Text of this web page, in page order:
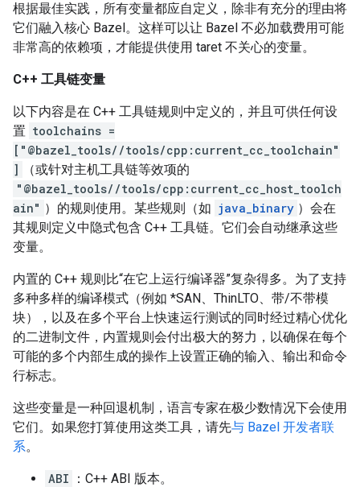
根据最佳实践，所有变量都应自定义，除非有充分的理由将
它们融入核心 Bazel。这样可以让 Bazel 不必加载费用可能
非常高的依赖项，才能提供使用 taret 不关心的变量。
C++ 工具链变量
以下内容是在 C++ 工具链规则中定义的，并且可供任何设
置 toolchains =
["@bazel_tools//tools/cpp:current_cc_toolchain"
]
（或针对主机工具链等效项的
"@bazel_tools//tools/cpp:current_cc_host_toolch
ain" ）的规则使用。某些规则（如 java_binary ）会在
其规则定义中隐式包含 C++ 工具链。它们会自动继承这些
变量。
内置的 C++ 规则比“在它上运行编译器”复杂得多。为了支持
多种多样的编译模式（例如 *SAN、ThinLTO、带/不带模
块），以及在多个平台上快速运行测试的同时经过精心优化
的二进制文件，内置规则会付出极大的努力，以确保在每个
可能的多个内部生成的操作上设置正确的输入、输出和命令
行标志。
这些变量是一种回退机制，语言专家在极少数情况下会使用
它们。如果您打算使用这类工具，请先与 Bazel 开发者联
系。
ABI
：C++ ABI 版本。